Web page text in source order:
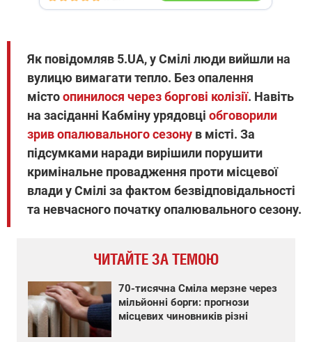
Як повідомляв 5.UA, у Смілі люди вийшли на
вулицю вимагати тепло. Без опалення
містоопинилося через боргові колізії. Навіть
на засіданні Кабміну урядовці обговорили
зрив опалювального сезону в місті. За
підсумками наради вирішили порушити
кримінальне провадження проти місцевої
влади у Смілі за фактом безвідповідальності
та невчасного початку опалювального сезону.
ЧИТАЙТЕ ЗА ТЕМОЮ
70-тисячна Сміла мерзне через
мільйонні борги: прогнози
місцевих чиновників різні